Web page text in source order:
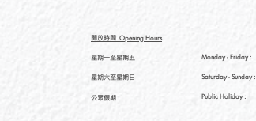
開放時間 Opening Hours
星期一至星期五
星期六至星期日
公眾假期
Monday - Friday :
Saturday- Sunday :
Public Holiday :